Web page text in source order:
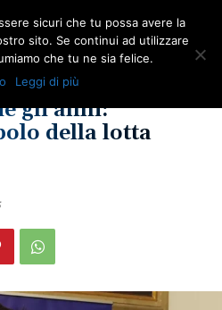
gli anni:
della lotta
sicuri che tu possa avere la
sito. Se continui ad utilizzare
che tu ne sia felice.
Leggi di più